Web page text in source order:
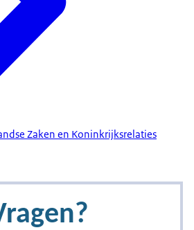
Zaken en Koninkrijksrelaties